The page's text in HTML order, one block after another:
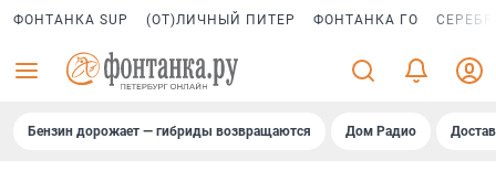
ФОНТАНКА SUP (ОТ)ЛИЧНЫЙ ПИТЕР ФОНТАНКА ГО
Бензин дорожает — гибриды возвращаются Дом Радио